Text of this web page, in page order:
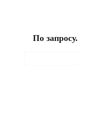
По запросу.